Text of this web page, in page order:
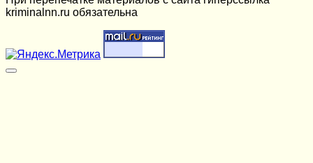
kriminalnn.ru обязательна